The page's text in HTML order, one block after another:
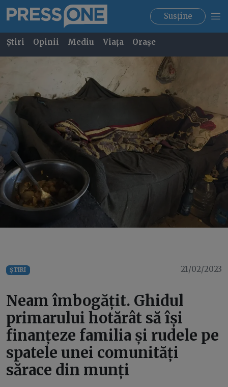
Susține
Știri Opinii Mediu Viața Orașe
ȘTIRI 21/02/2023
Neam îmbogățit. Ghidul
primarului hotărât să își
finanțeze familia și rudele pe
spatele unei comunități
sărace din munți